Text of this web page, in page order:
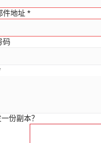
件地址 *
码
份副本？